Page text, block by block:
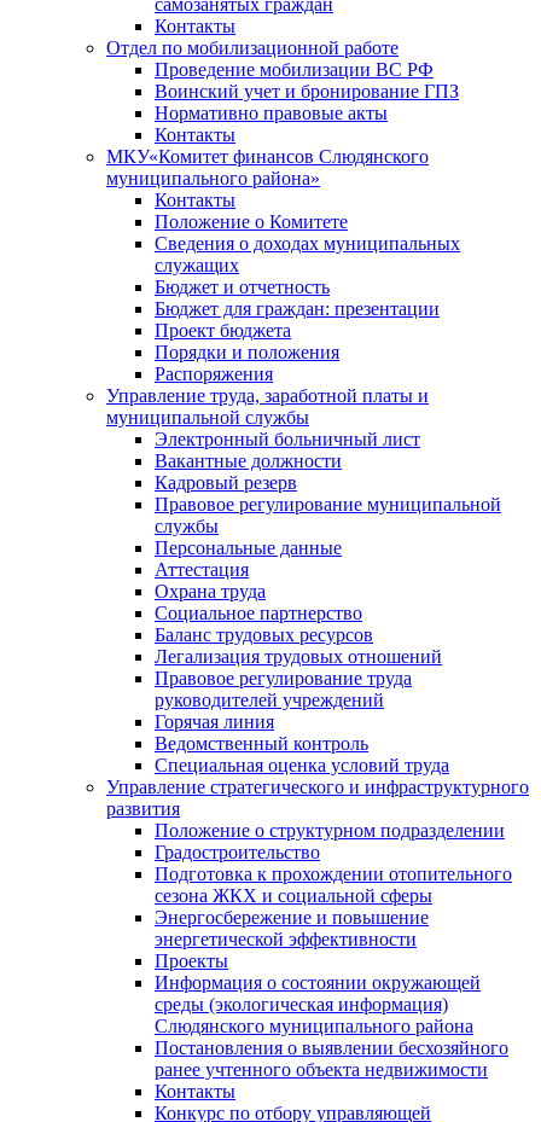
самозанятых граждан
Контакты
Отдел по мобилизационной работе
Проведение мобилизации ВС РФ
Воинский учет и бронирование ГПЗ
Нормативно правовые акты
Контакты
МКУ«Комитет финансов Слюдянского
муниципального района»
Контакты
Положение о Комитете
Сведения о доходах муниципальных
служащих
Бюджет и отчетность
Бюджет для граждан: презентации
Проект бюджета
Порядки и положения
Распоряжения
Управление труда, заработной платы и
муниципальной службы
Электронный больничный лист
Вакантные должности
Кадровый резерв
Правовое регулирование муниципальной
службы
Персональные данные
Аттестация
Охрана труда
Социальное партнерство
Баланс трудовых ресурсов
Легализация трудовых отношений
Правовое регулирование труда
руководителей учреждений
Горячая линия
Ведомственный контроль
Специальная оценка условий труда
Управление стратегического и инфраструктурного
развития
Положение о структурном подразделении
Градостроительство
Подготовка к прохождении отопительного
сезона ЖКХ и социальной сферы
Энергосбережение и повышение
энергетической эффективности
Проекты
Информация о состоянии окружающей
среды (экологическая информация)
Слюдянского муниципального района
Постановления о выявлении бесхозяйного
ранее учтенного объекта недвижимости
Контакты
Конкурс по отбору управляющей